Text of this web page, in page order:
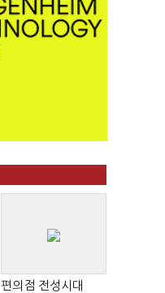
편의점 전성시대